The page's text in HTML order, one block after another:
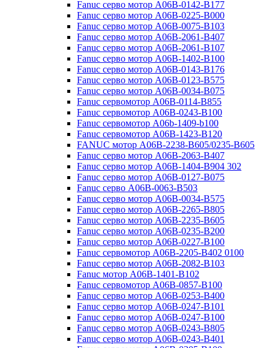
Fanuc серво мотор A06B-0142-B177
Fanuc серво мотор A06B-0225-B000
Fanuc серво мотор A06B-0075-B103
Fanuc серво мотор A06B-2061-B407
Fanuc серво мотор A06B-2061-B107
Fanuc серво мотор A06B-1402-B100
Fanuc серво мотор A06B-0143-B176
Fanuc серво мотор A06B-0123-B575
Fanuc серво мотор A06B-0034-B075
Fanuc сервомотор A06B-0114-B855
Fanuc сервомотор A06B-0243-B100
Fanuc сервомотор A06b-1409-b100
Fanuc сервомотор A06B-1423-B120
FANUC мотор A06B-2238-B605/0235-B605
Fanuc серво мотор A06B-2063-B407
Fanuc серво мотор A06B-1404-B904 302
Fanuc серво мотор A06B-0127-B075
Fanuc серво A06B-0063-B503
Fanuc серво мотор A06B-0034-B575
Fanuc серво мотор A06B-2265-B805
Fanuc серво мотор A06B-2235-B605
Fanuc серво мотор A06B-0235-B200
Fanuc серво мотор A06B-0227-B100
Fanuc сервомотор A06B-2205-B402 0100
Fanuc серво мотор A06B-2082-B103
Fanuc мотор A06B-1401-B102
Fanuc сервомотор A06B-0857-B100
Fanuc серво мотор A06B-0253-B400
Fanuc серво мотор A06B-0247-B101
Fanuc серво мотор A06B-0247-B100
Fanuc серво мотор A06B-0243-B805
Fanuc серво мотор A06B-0243-B401